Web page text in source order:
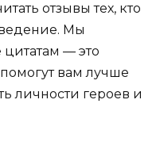
отзывы тех, кто
Мы
— это
вам лучше
личности героев и